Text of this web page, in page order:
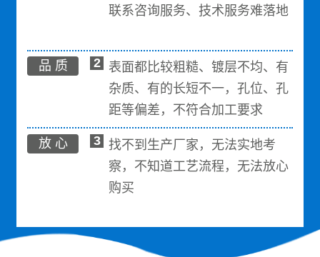
联系咨询服务、技术服务难落地
品 质 2
表面都比较粗糙、镀层不均、有
杂质、有的长短不一，孔位、孔
距等偏差，不符合加工要求
放 心 3 找不到生产厂家，无法实地考
察，不知道工艺流程，无法放心
购买